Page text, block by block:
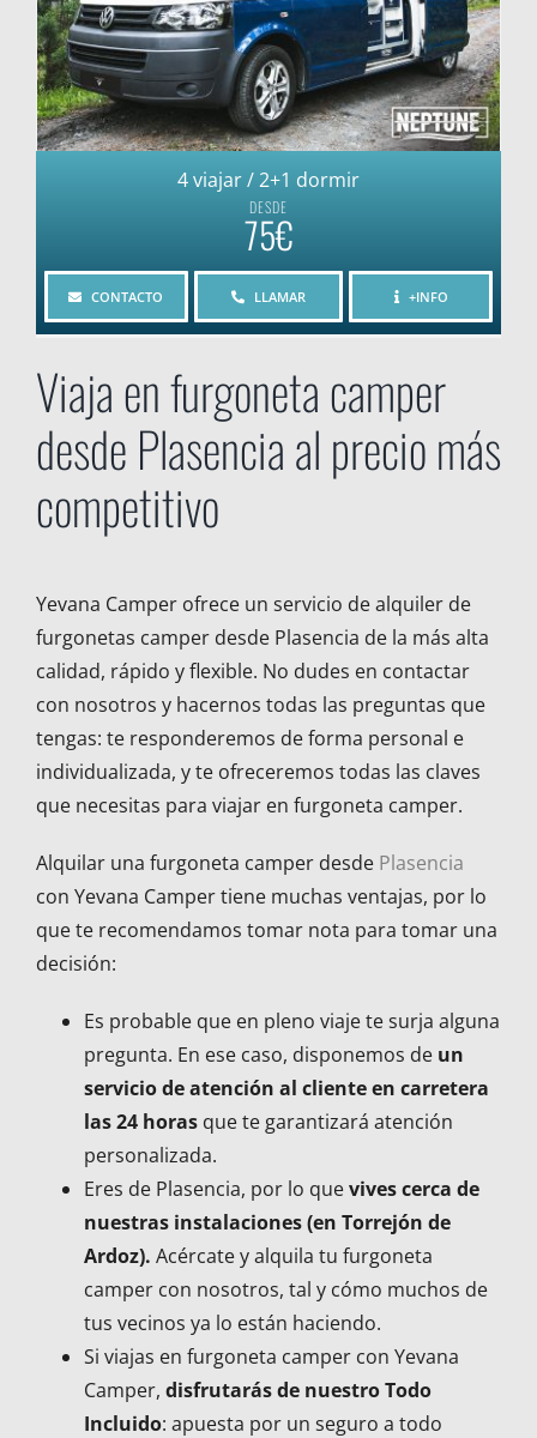
4 viajar / 2+1 dormir
DESDE
75€
CONTACTO LLAMAR +INFO
Viaja en furgoneta camper
desde Plasencia al precio más
competitivo
Yevana Camper ofrece un servicio de alquiler de
furgonetas camper desde Plasencia de la más alta
calidad, rápido y flexible. No dudes en contactar
con nosotros y hacernos todas las preguntas que
tengas: te responderemos de forma personal e
individualizada, y te ofreceremos todas las claves
que necesitas para viajar en furgoneta camper.
Alquilar una furgoneta camper desde Plasencia
con Yevana Camper tiene muchas ventajas, por lo
que te recomendamos tomar nota para tomar una
decisión:
Es probable que en pleno viaje te surja alguna
pregunta. En ese caso, disponemos de un
servicio de atención al cliente en carretera
las 24 horasque te garantizará atención
personalizada.
Eres de Plasencia, por lo quevives cerca de
nuestras instalaciones (en Torrejón de
Ardoz). Acércate y alquila tu furgoneta
camper con nosotros, tal y cómo muchos de
tus vecinos ya lo están haciendo.
Si viajas en furgoneta camper con Yevana
Camper, disfrutarás de nuestro Todo
Incluido: apuesta por un seguro a todo